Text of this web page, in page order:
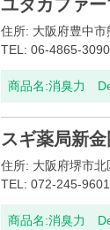
ユタカファ
住所: 大阪府豊中市
TEL: 06-4865-3090
商品名:消臭力
スギ薬局新金
住所: 大阪府堺市北
TEL: 072-245-9601
商品名:消臭力